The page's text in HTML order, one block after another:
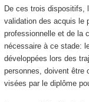
De ces trois dispositifs,
validation des acquis le
professionnelle et de la
nécessaire à ce stade:
développées lors des
personnes, doivent être
visées par le diplôme